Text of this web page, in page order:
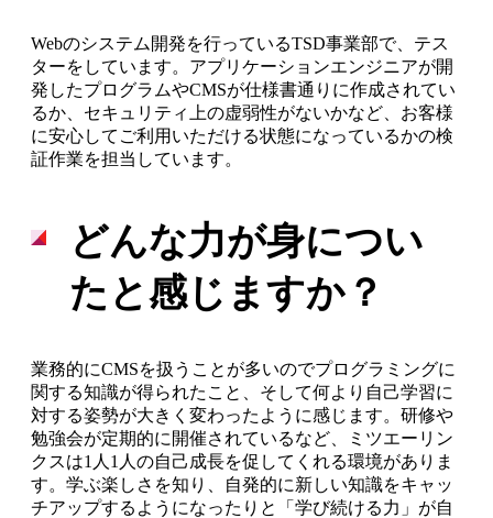
Webのシステム開発を行っているTSD事業部で、テス
ターをしています。アプリケーションエンジニアが開
発したプログラムやCMSが仕様書通りに作成されてい
るか、セキュリティ上の虚弱性がないかなど、お客様
に安心してご利用いただける状態になっているかの検
証作業を担当しています。
どんな力が身につい
たと感じますか？
業務的にCMSを扱うことが多いのでプログラミングに
関する知識が得られたこと、そして何より自己学習に
対する姿勢が大きく変わったように感じます。研修や
勉強会が定期的に開催されているなど、ミツエーリン
クスは1人1人の自己成長を促してくれる環境がありま
す。学ぶ楽しさを知り、自発的に新しい知識をキャッ
チアップするようになったりと「学び続ける力」が自